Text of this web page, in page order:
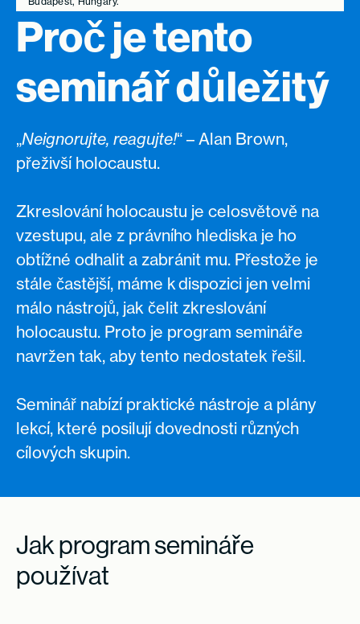
Proč je tento
seminář důležitý
„Neignorujte, reagujte!“ – Alan Brown,
přeživší holocaustu.
Zkreslování holocaustu je celosvětově na
vzestupu, ale z právního hlediska je ho
obtížné odhalit a zabránit mu. Přestože je
stále častější, máme k dispozici jen velmi
málo nástrojů, jak čelit zkreslování
holocaustu. Proto je program semináře
navržen tak, aby tento nedostatek řešil.
Seminář nabízí praktické nástroje a plány
lekcí, které posilují dovednosti různých
cílových skupin.
Jak program semináře
používat